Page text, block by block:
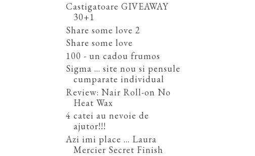
Castigatoare GIVEAWAY
30+1
Share some love 2
Share some love
100 - un cadou frumos
Sigma ... site nou si pensule
cumparate individual
Review: Nair Roll-on No
Heat Wax
4 catei au nevoie de
ajutor!!!
Azi imi place ... Laura
Mercier Secret Finish